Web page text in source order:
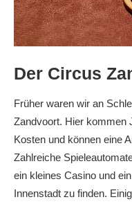
Der Circus
Früher waren wir an
Zandvoort. Hier kommen
Kosten und können eine
Zahlreiche
ein kleines Casino und
Innenstadt zu finden.